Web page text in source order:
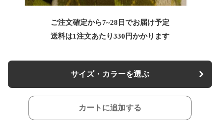
ご注文確定から7~28日でお届け予定
送料は1注文あたり330 円かかります
サイズ・カラーを選ぶ
カートに追加する